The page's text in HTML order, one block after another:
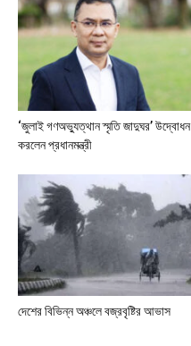
‘জুলাই গণঅভ্যুত্থান স্মৃতি জাদুঘর’ উদ্বোধন
করলেন প্রধানমন্ত্রী
দেশের বিভিন্ন অঞ্চলে বজ্রবৃষ্টির আভাস